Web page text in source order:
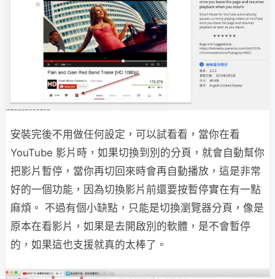
安裝完後不用做任何設定，可以試看看，當你在看
YouTube 影片時，如果切換到別的分頁，就會自動幫你
把影片暫停，當你再切回來時會再自動播放，這是非常
好的一個功能，因為切換影片前還要按暫停實在有一點
麻煩。 不過有個小缺點，只能是切換瀏覽器分頁，像是
原本在看影片，如果是去開啟別的軟體，是不會暫停
的，如果這也支援就真的太棒了。